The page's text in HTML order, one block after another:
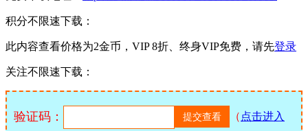
积分不限速下载：
此内容查看价格为2金币，VIP 8折、终身VIP免费，请先登录
关注不限速下载：
验证码： （ 点击进入